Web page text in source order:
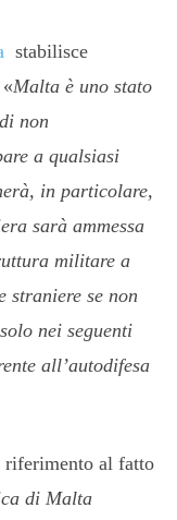
stabilisce
Malta è uno stato
non
a qualsiasi
in particolare,
sarà ammessa
militare a
straniere se non
nei seguenti
all’autodifesa
riferimento al fatto
di Malta